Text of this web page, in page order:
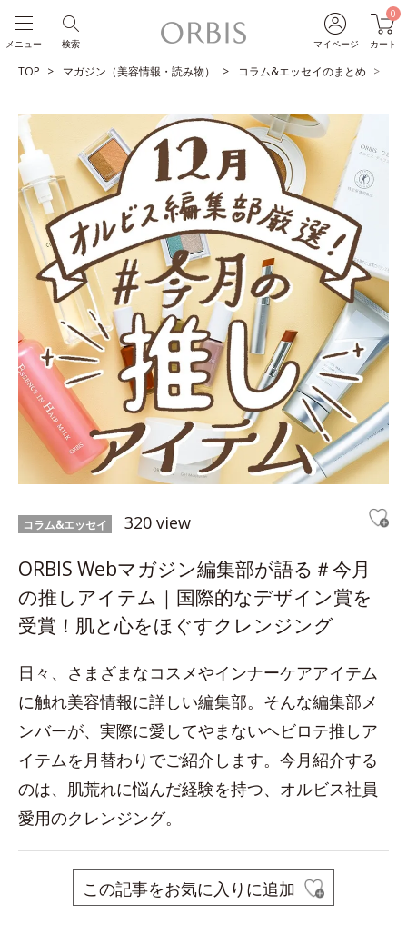
マイページ
0
カート
検索
メニュー
TOP マガジン（美容情報・読み物） コラム&エッセイのまとめ
コラム&エッセイ 320 view
ORBIS Webマガジン編集部が語る＃今月
の推しアイテム｜国際的なデザイン賞を
受賞！肌と心をほぐすクレンジング
日々、さまざまなコスメやインナーケアアイテム
に触れ美容情報に詳しい編集部。そんな編集部メ
ンバーが、実際に愛してやまないヘビロテ推しア
イテムを月替わりでご紹介します。今月紹介する
のは、肌荒れに悩んだ経験を持つ、オルビス社員
愛用のクレンジング。
この記事をお気に入りに追加